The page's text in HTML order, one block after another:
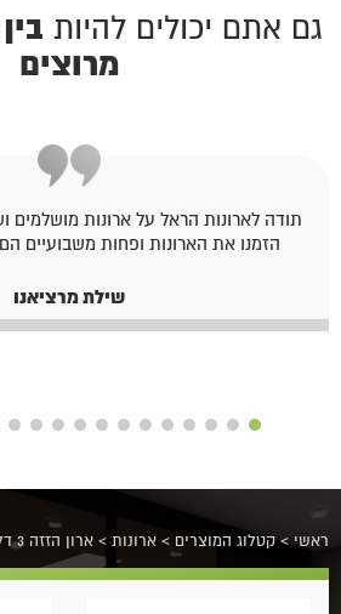
גם אתם יכולים להיות
מרוצים
תודה לארונות הראל על ארונות מושלמים
הזמנו את הארונות ופחות משבועיים
שילת מרציאנו
ראשי>קטלוג המוצרים > ארונות > ארון הזזה 3 דלתות בדגם רותם במטרופולין